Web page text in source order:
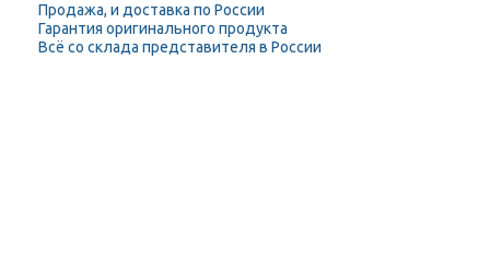
Продажа, и доставка по России
Гарантия оригинального продукта
Всё со склада представителя в России